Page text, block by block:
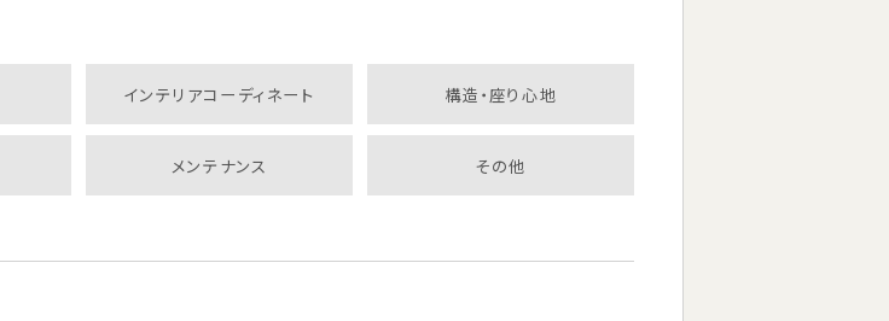
インテリアコーディネート 構造・座り心地
メンテナンス その他